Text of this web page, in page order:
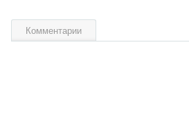
Комментарии